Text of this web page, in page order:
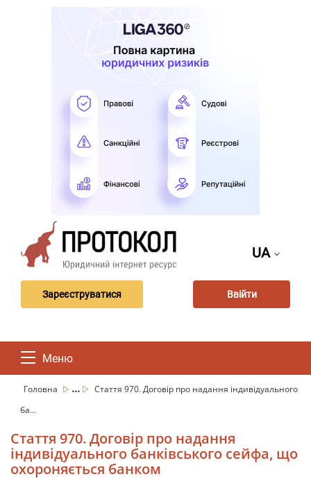
UA
Зареєструватися Ввійти
Меню
Головна ...
Стаття 970. Договір про надання індивідуального
ба...
Стаття 970. Договір про надання
індивідуального банківського сейфа, що
охороняється банком